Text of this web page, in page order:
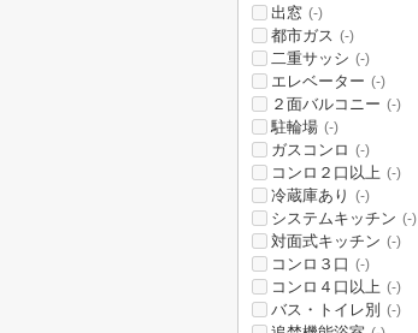
出窓 (-)
都市ガス (-)
二重サッシ (-)
エレベーター (-)
２面バルコニー (-)
駐輪場 (-)
ガスコンロ (-)
コンロ２口以上 (-)
冷蔵庫あり (-)
システムキッチン (-)
対面式キッチン (-)
コンロ３口 (-)
コンロ４口以上 (-)
バス・トイレ別 (-)